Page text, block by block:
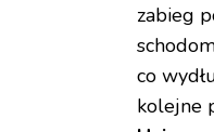
zabieg
co
kolejne